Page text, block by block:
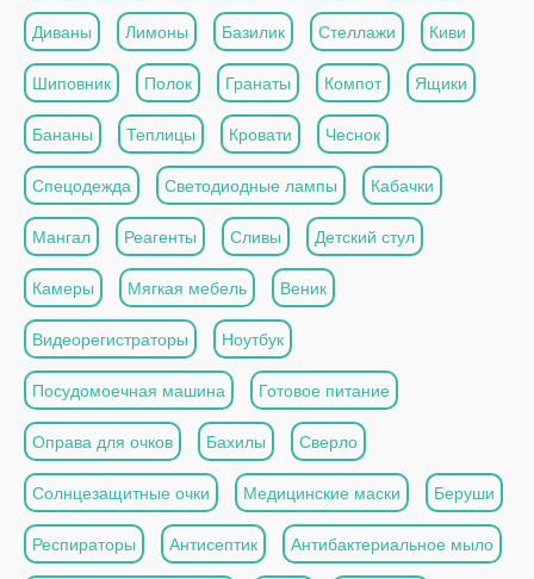
Диваны Лимоны Базилик Стеллажи Киви
Шиповник Полок Гранаты Компот Ящики
Бананы Теплицы Кровати Чеснок
Спецодежда Светодиодные лампы Кабачки
Мангал Реагенты Сливы Детский стул
Камеры Мягкая мебель Веник
Видеорегистраторы Ноутбук
Посудомоечная машина Готовое питание
Оправа для очков Бахилы Сверло
Солнцезащитные очки Медицинские маски Беруши
Респираторы Антисептик Антибактериальное мыло